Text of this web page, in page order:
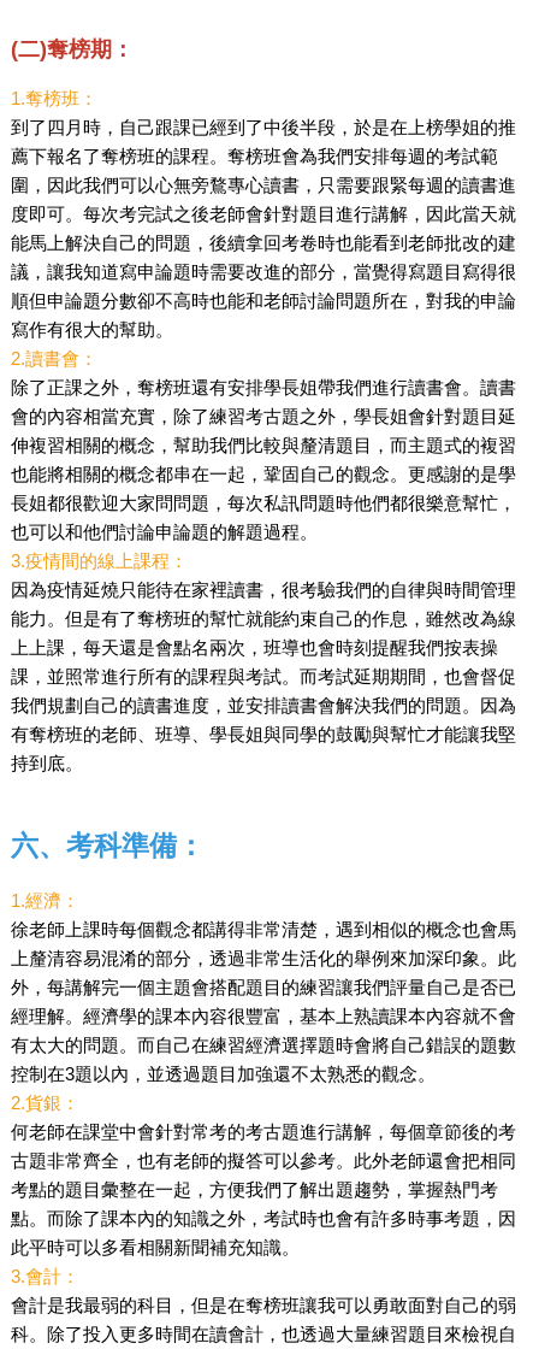
(二)奪榜期：
1.奪榜班：
到了四月時，自己跟課已經到了中後半段，於是在上榜學姐的推
薦下報名了奪榜班的課程。奪榜班會為我們安排每週的考試範
圍，因此我們可以心無旁鶩專心讀書，只需要跟緊每週的讀書進
度即可。每次考完試之後老師會針對題目進行講解，因此當天就
能馬上解決自己的問題，後續拿回考卷時也能看到老師批改的建
議，讓我知道寫申論題時需要改進的部分，當覺得寫題目寫得很
順但申論題分數卻不高時也能和老師討論問題所在，對我的申論
寫作有很大的幫助。
2.讀書會：
除了正課之外，奪榜班還有安排學長姐帶我們進行讀書會。讀書
會的內容相當充實，除了練習考古題之外，學長姐會針對題目延
伸複習相關的概念，幫助我們比較與釐清題目，而主題式的複習
也能將相關的概念都串在一起，鞏固自己的觀念。更感謝的是學
長姐都很歡迎大家問問題，每次私訊問題時他們都很樂意幫忙，
也可以和他們討論申論題的解題過程。
3.疫情間的線上課程：
因為疫情延燒只能待在家裡讀書，很考驗我們的自律與時間管理
能力。但是有了奪榜班的幫忙就能約束自己的作息，雖然改為線
上上課，每天還是會點名兩次，班導也會時刻提醒我們按表操
課，並照常進行所有的課程與考試。而考試延期期間，也會督促
我們規劃自己的讀書進度，並安排讀書會解決我們的問題。因為
有奪榜班的老師、班導、學長姐與同學的鼓勵與幫忙才能讓我堅
持到底。
六、考科準備：
1.經濟：
徐老師上課時每個觀念都講得非常清楚，遇到相似的概念也會馬
上釐清容易混淆的部分，透過非常生活化的舉例來加深印象。此
外，每講解完一個主題會搭配題目的練習讓我們評量自己是否已
經理解。經濟學的課本內容很豐富，基本上熟讀課本內容就不會
有太大的問題。而自己在練習經濟選擇題時會將自己錯誤的題數
控制在3題以內，並透過題目加強還不太熟悉的觀念。
2.貨銀：
何老師在課堂中會針對常考的考古題進行講解，每個章節後的考
古題非常齊全，也有老師的擬答可以參考。此外老師還會把相同
考點的題目彙整在一起，方便我們了解出題趨勢，掌握熱門考
點。而除了課本內的知識之外，考試時也會有許多時事考題，因
此平時可以多看相關新聞補充知識。
3.會計：
會計是我最弱的科目，但是在奪榜班讓我可以勇敢面對自己的弱
科。除了投入更多時間在讀會計，也透過大量練習題目來檢視自